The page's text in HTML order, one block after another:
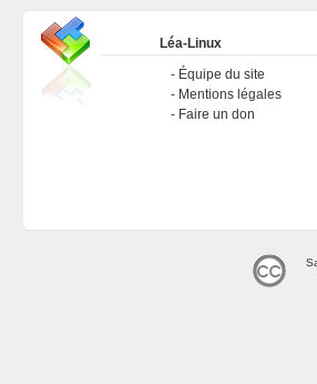
Léa-Linux
Équipe du site
Mentions légales
Faire un don